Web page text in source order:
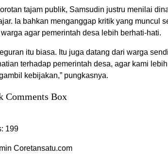
tajam publik, Samsudin justru menilai
Ia bahkan menganggap kritik yang muncul
agar pemerintah desa lebih berhati-hati.
itu biasa. Itu juga datang dari warga
terhadap pemerintah desa, agar kami
kebijakan,” pungkasnya.
Comments Box
199
Coretansatu.com